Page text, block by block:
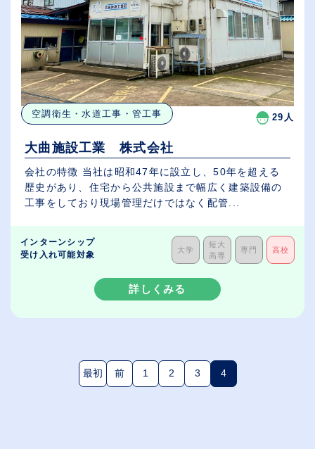
空調衛生・水道工事・管工事 29人
大曲施設工業 株式会社
会社の特徴 当社は昭和47年に設立し、50年を超える
歴史があり、住宅から公共施設まで幅広く建築設備の
工事をしており現場管理だけではなく配管...
インターンシップ
受け入れ可能対象
大学
短大
高専
専門 高校
詳しくみる
最初 前 1 2 3 4(現在のページ)